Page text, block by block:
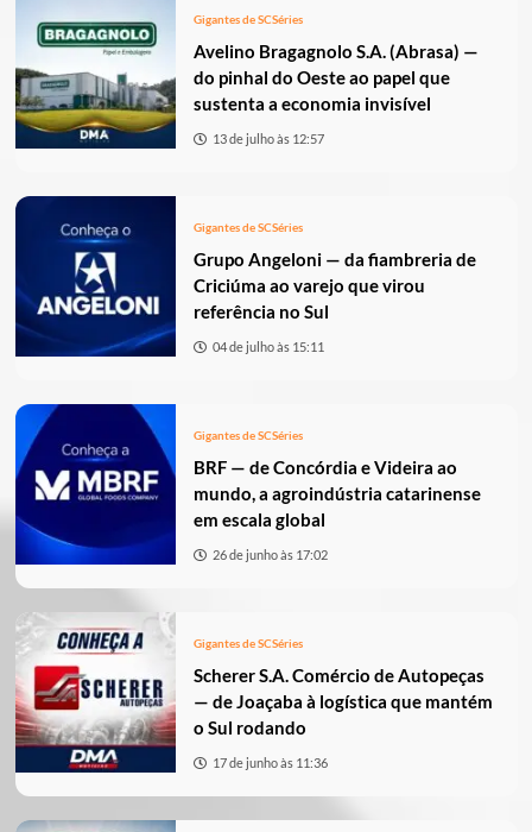
Gigantes de SCSéries
Avelino Bragagnolo S.A. (Abrasa) —
do pinhal do Oeste ao papel que
sustenta a economia invisível
13 de julho às 12:57
Gigantes de SCSéries
Grupo Angeloni — da fiambreria de
Criciúma ao varejo que virou
referência no Sul
04 de julho às 15:11
Gigantes de SCSéries
BRF — de Concórdia e Videira ao
mundo, a agroindústria catarinense
em escala global
26 de junho às 17:02
Gigantes de SCSéries
Scherer S.A. Comércio de Autopeças
— de Joaçaba à logística que mantém
o Sul rodando
17 de junho às 11:36